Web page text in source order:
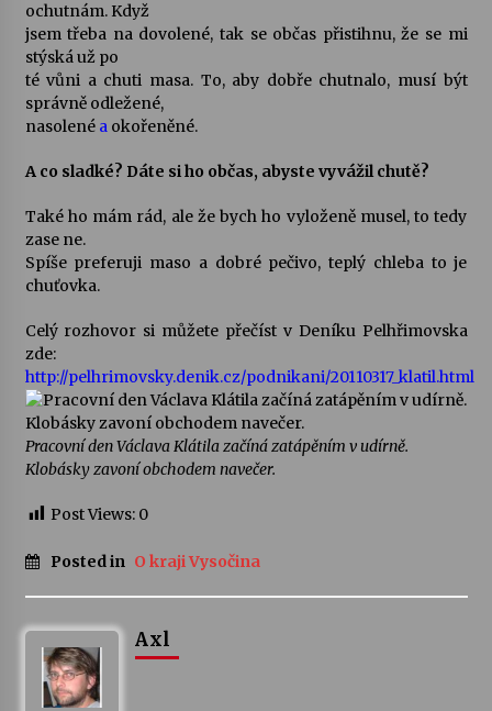
14. 7. 2026
odkaz Josefa Čapka
Varhanní recitál Michala Novenka v Klášteře
Želiv
30. 6. 2026
ochutnám. Když
jsem třeba na dovolené, tak se občas přistihnu, že se mi
stýská už po
té vůni a chuti masa. To, aby dobře chutnalo, musí být
správně odležené,
nasolené aokořeněné.
A co sladké? Dáte si ho občas, abyste vyvážil chutě?
Také ho mám rád, ale že bych ho vyloženě musel, to tedy
zase ne.
Spíše preferuji maso a dobré pečivo, teplý chleba to je
chuťovka.
Celý rozhovor si můžete přečíst v Deníku Pelhřimovska
zde:
http://pelhrimovsky.denik.cz/podnikani/20110317_klatil.html
Pracovní den Václava Klátila začíná zatápěním v udírně.
Klobásky zavoní obchodem navečer.
Post Views: 0
Posted in O kraji Vysočina
Axl